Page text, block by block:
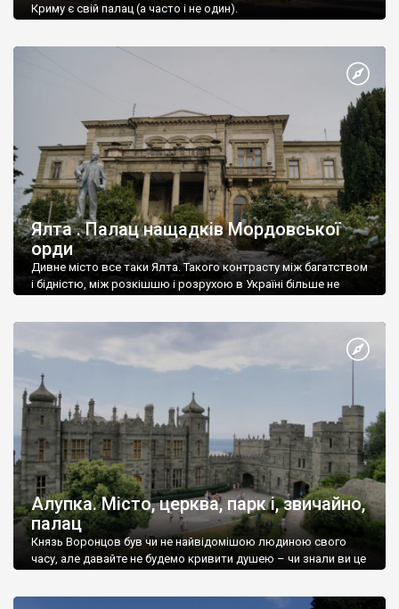
Криму є свій палац (а часто і не один).
Ялта . Палац нащадків Мордовської
орди
Дивне місто все таки Ялта. Такого контрасту між багатством
і бідністю, між розкішшю і розрухою в Україні більше не
Алупка. Місто, церква, парк і, звичайно,
палац
Князь Воронцов був чи не найвідомішою людиною свого
часу, але давайте не будемо кривити душею – чи знали ви це